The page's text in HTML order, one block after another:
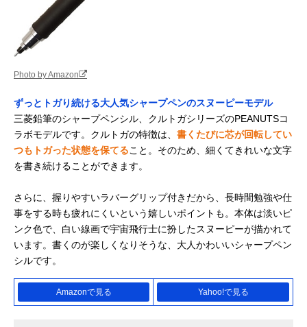
Photo by Amazon
ずっとトガり続ける大人気シャープペンのスヌーピーモデル
三菱鉛筆のシャープペンシル、クルトガシリーズのPEANUTSコ
ラボモデルです。クルトガの特徴は、 書くたびに芯が回転してい
つもトガった状態を保てること。そのため、細くてきれいな文字
を書き続けることができます。
さらに、握りやすいラバーグリップ付きだから、長時間勉強や仕
事をする時も疲れにくいという嬉しいポイントも。本体は淡いピ
ンク色で、白い線画で宇宙飛行士に扮したスヌーピーが描かれて
います。書くのが楽しくなりそうな、大人かわいいシャープペン
シルです。
Amazonで見る Yahoo!で見る